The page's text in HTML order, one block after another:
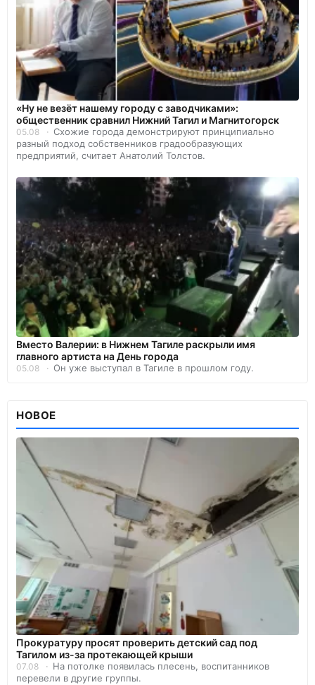
«Ну не везёт нашему городу с заводчиками»:
общественник сравнил Нижний Тагил и Магнитогорск
05.08
Схожие города демонстрируют принципиально
разный подход собственников градообразующих
предприятий, считает Анатолий Толстов.
Вместо Валерии: в Нижнем Тагиле раскрыли имя
главного артиста на День города
05.08 Он уже выступал в Тагиле в прошлом году.
НОВОЕ
Прокуратуру просят проверить детский сад под
Тагилом из-за протекающей крыши
07.08
На потолке появилась плесень, воспитанников
перевели в другие группы.